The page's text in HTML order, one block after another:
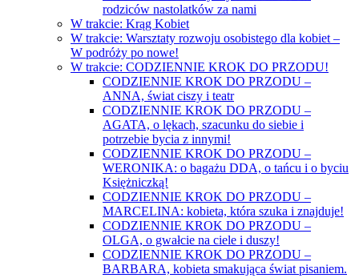
rodziców nastolatków za nami
W trakcie: Krąg Kobiet
W trakcie: Warsztaty rozwoju osobistego dla kobiet –
W podróży po nowe!
W trakcie: CODZIENNIE KROK DO PRZODU!
CODZIENNIE KROK DO PRZODU –
ANNA, świat ciszy i teatr
CODZIENNIE KROK DO PRZODU –
AGATA, o lękach, szacunku do siebie i
potrzebie bycia z innymi!
CODZIENNIE KROK DO PRZODU –
WERONIKA: o bagażu DDA, o tańcu i o byciu
Księżniczką!
CODZIENNIE KROK DO PRZODU –
MARCELINA: kobieta, która szuka i znajduje!
CODZIENNIE KROK DO PRZODU –
OLGA, o gwałcie na ciele i duszy!
CODZIENNIE KROK DO PRZODU –
BARBARA, kobieta smakująca świat pisaniem.